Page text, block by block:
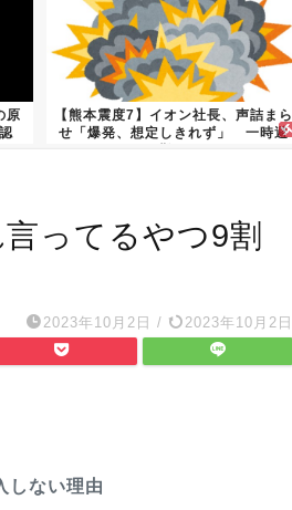
原
【熊本震度7】イオン社長、声詰まら
せ「爆発、想定しきれず」 一時避
ってるやつ9割
2023年10月2日 / 2023年10月2日
しない理由